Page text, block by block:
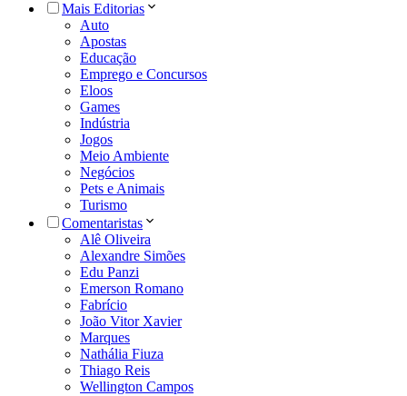
Mais Editorias
Auto
Apostas
Educação
Emprego e Concursos
Eloos
Games
Indústria
Jogos
Meio Ambiente
Negócios
Pets e Animais
Turismo
Comentaristas
Alê Oliveira
Alexandre Simões
Edu Panzi
Emerson Romano
Fabrício
João Vitor Xavier
Marques
Nathália Fiuza
Thiago Reis
Wellington Campos